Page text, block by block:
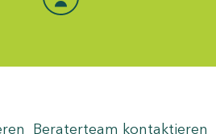
Beraterteam kontaktieren